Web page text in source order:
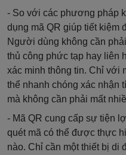
- So với các phương pháp
dụng mã QR giúp tiết kiệm
Người dùng không cần
thủ công phức tạp hay liên
xác minh thông tin. Chỉ với
thể nhanh chóng xác nhận
mà không cần phải mất
- Mã QR cung cấp sự tiện
quét mã có thể được thực
nào. Chỉ cần một thiết bị di